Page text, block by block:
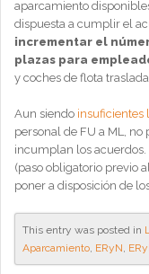
aparcamiento
dispuesta a cumplir el
incrementar el
plazas para
y coches de flota
Aun siendo insuficientes
personal de FU a ML,
incumplan los
(paso obligatorio previo
poner a disposición de
This entry was posted in
Aparcamiento, ERyN,